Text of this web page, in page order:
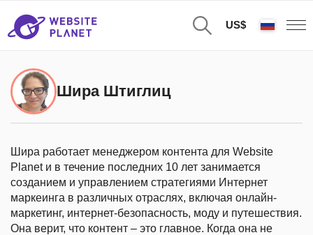
US$
Шира Штиглиц
Шира работает менеджером контента для Website
Planet и в течение последних 10 лет занимается
созданием и управлением стратегиями Интернет
маркеинга в различных отраслях, включая онлайн-
маркетинг, интернет-безопасность, моду и путешествия.
Она верит, что контент – это главное. Когда она не